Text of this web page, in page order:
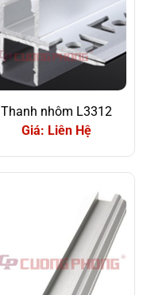
Thanh nhôm L3312
Giá: Liên Hệ